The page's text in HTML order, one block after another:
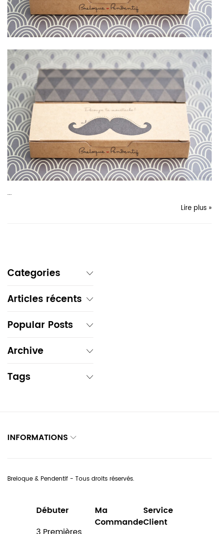
...
Lire plus »
Categories
Articles récents
Popular Posts
Archive
Tags
INFORMATIONS
Breloque & Pendentif - Tous droits réservés.
Débuter
Ma
Commande
Service
Client